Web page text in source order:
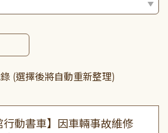
(選擇後將自動重新整理)
行動書車】因車輛事故維修